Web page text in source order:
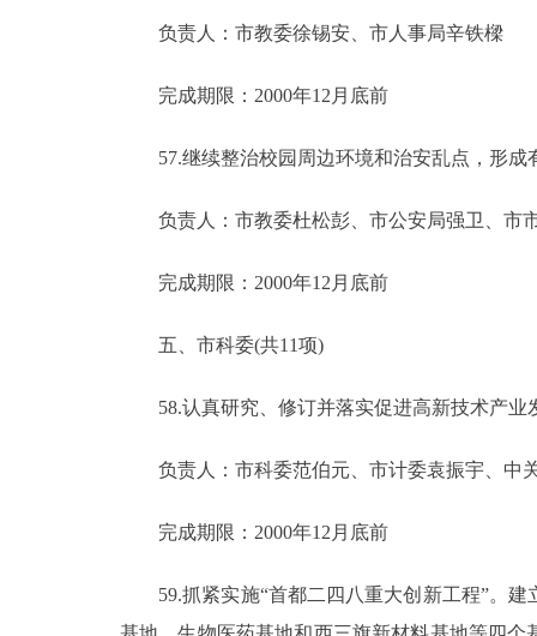
负责人：市教委徐锡安、市人事局辛铁樑
完成期限：2000年12月底前
57.继续整治校园周边环境和治安乱点，形成
负责人：市教委杜松彭、市公安局强卫、市
完成期限：2000年12月底前
五、市科委(共11项)
58.认真研究、修订并落实促进高新技术产业
负责人：市科委范伯元、市计委袁振宇、中
完成期限：2000年12月底前
59.抓紧实施“首都二四八重大创新工程”。建